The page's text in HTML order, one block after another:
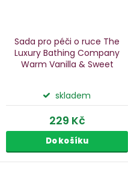
Sada pro péči o ruce The
Luxury Bathing Company
Warm Vanilla & Sweet
skladem
229 Kč
Do košíku